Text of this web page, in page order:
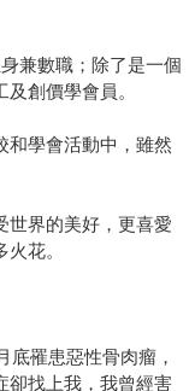
兼數職；除了是一個
創價學會員。
和學會活動中，雖然
世界的美好，更喜愛
花。
底罹患惡性骨肉瘤，
卻找上我，我曾經害